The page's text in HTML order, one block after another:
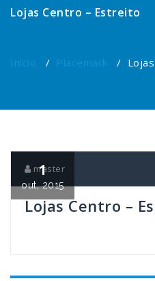
Lojas Centro – Estreito
Início / Placemark /
1
out, 2015
master
Lojas Centro –